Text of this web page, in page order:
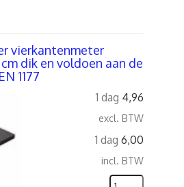
vierkantenmeter
dik en voldoen aan de
1177
1 dag 4,96
excl. BTW
1 dag 6,00
incl. BTW